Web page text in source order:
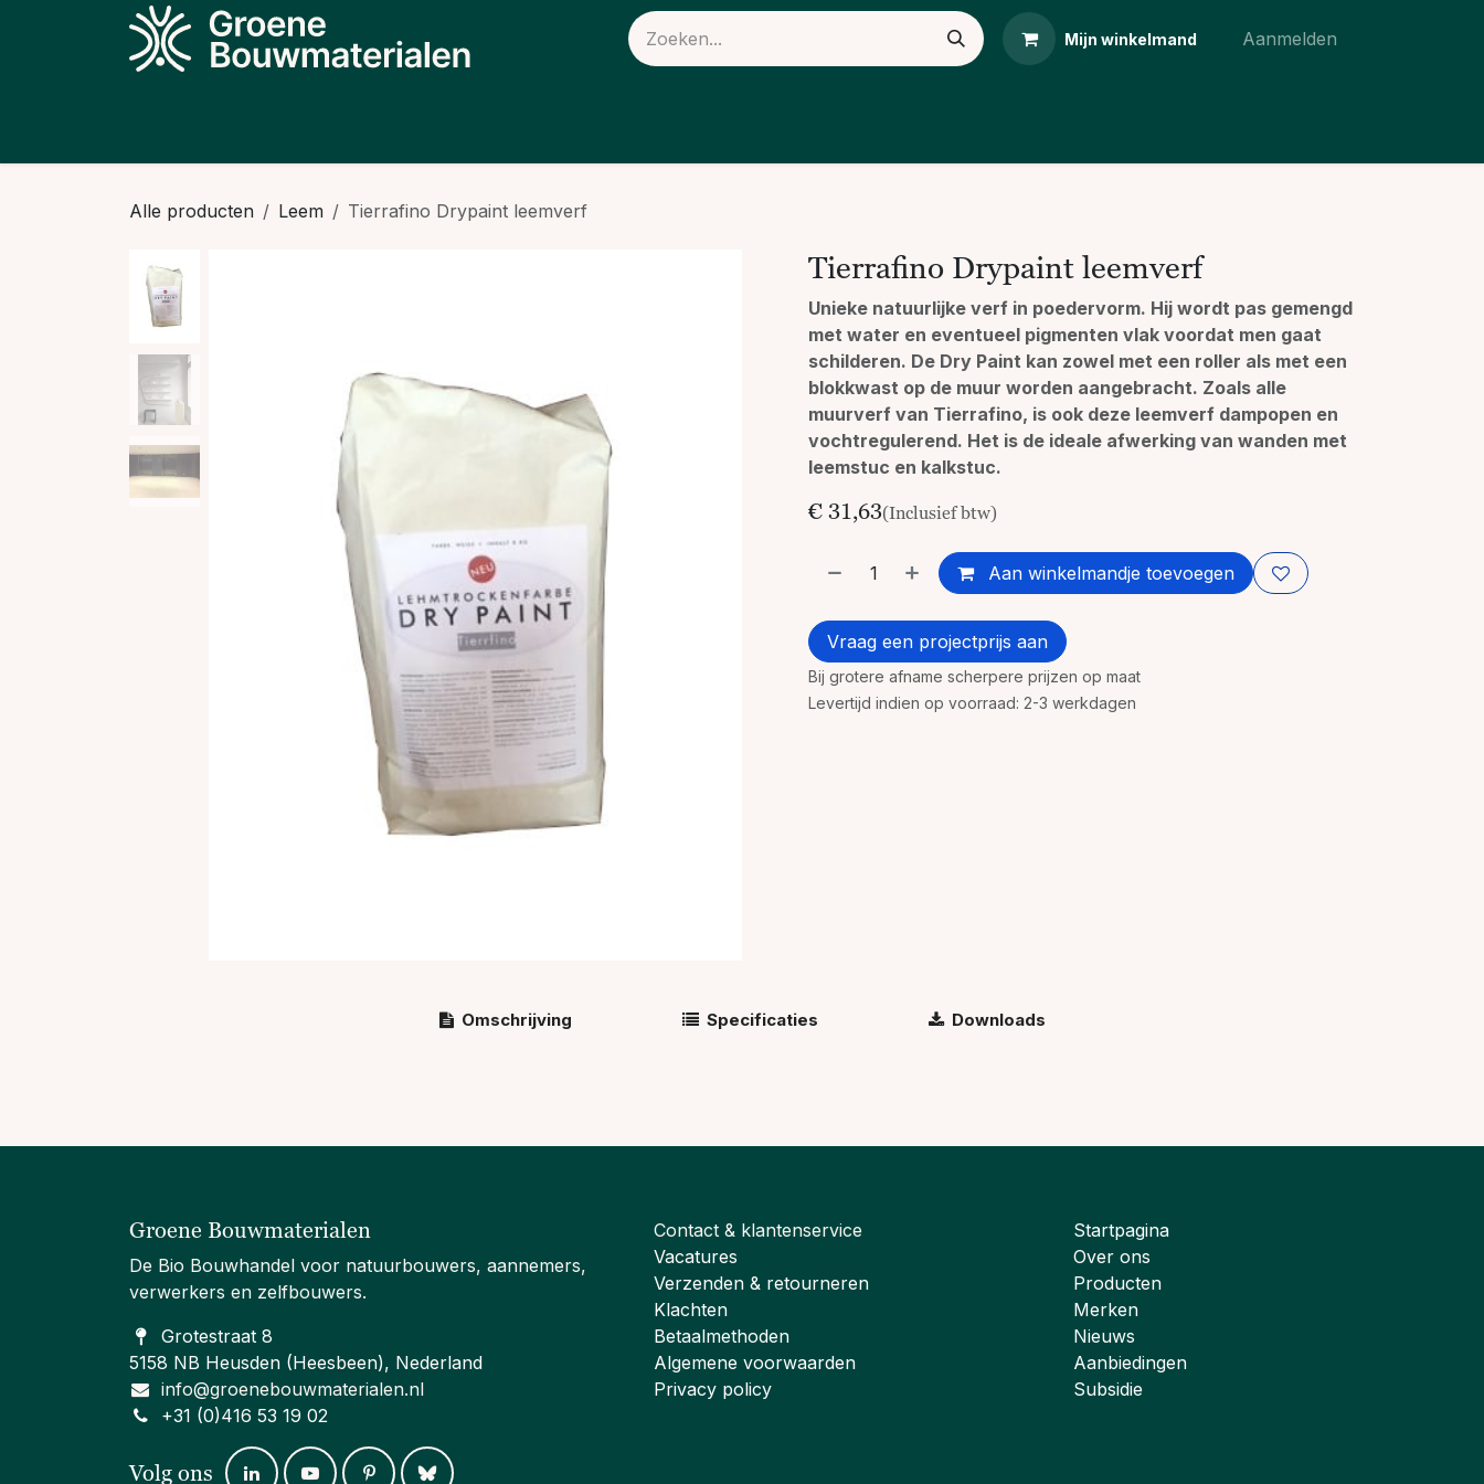
Overslaan naar inhoud
Mijn winkelmand Aanmelden
Alle producten Leem Tierrafino Drypaint leemverf
Tierrafino Drypaint leemverf
Unieke natuurlijke verf in poedervorm. Hij wordt pas gemengd
met water en eventueel pigmenten vlak voordat men gaat
schilderen. De Dry Paint kan zowel met een roller als met een
blokkwast op de muur worden aangebracht. Zoals alle
muurverf van Tierrafino, is ook deze leemverf dampopen en
vochtregulerend. Het is de ideale afwerking van wanden met
leemstuc en kalkstuc.
€ 31,63(Inclusief btw)
Aan winkelmandje toevoegen
Vraag een projectprijs aan
Bij grotere afname scherpere prijzen op maat
Levertijd indien op voorraad: 2-3 werkdagen
Omschrijving Specificaties Downloads
Groene Bouwmaterialen
De Bio Bouwhandel voor natuurbouwers, aannemers,
verwerkers en zelfbouwers.
Grotestraat 8
5158 NB Heusden (Heesbeen), Nederland
info@groenebouwmaterialen.nl
+31 (0)416 53 19 02
Volg ons
Contact & klantenservice
Vacatures
Verzenden & retourneren
Klachten
Betaalmethoden
Algemene voorwaarden
Privacy policy
Startpagina
Over ons
Producten
Merken
Nieuws
Aanbiedingen
Subsidie